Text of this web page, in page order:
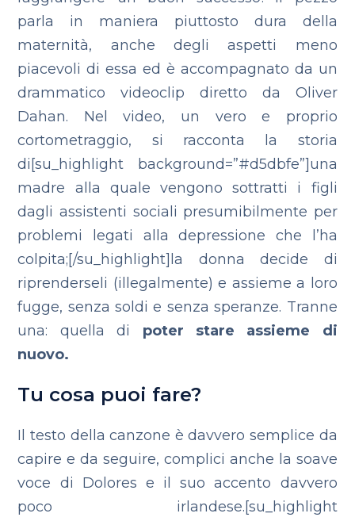
parla in maniera piuttosto dura della
maternità, anche degli aspetti meno
piacevoli di essa ed è accompagnato da un
drammatico videoclip diretto da Oliver
Dahan. Nel video, un vero e proprio
cortometraggio, si racconta la storia
di[su_highlight background=”#d5dbfe”]una
madre alla quale vengono sottratti i figli
dagli assistenti sociali presumibilmente per
problemi legati alla depressione che l’ha
colpita;[/su_highlight]la donna decide di
riprenderseli (illegalmente) e assieme a loro
fugge, senza soldi e senza speranze. Tranne
una: quella di poter stare assieme di
nuovo.
Tu cosa puoi fare?
Il testo della canzone è davvero semplice da
capire e da seguire, complici anche la soave
voce di Dolores e il suo accento davvero
poco irlandese.[su_highlight